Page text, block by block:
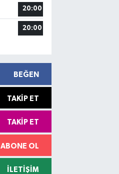
20:00
20:00
BEĞEN
TAKIP ET
TAKIP ET
ABONE OL
İLETIŞIM